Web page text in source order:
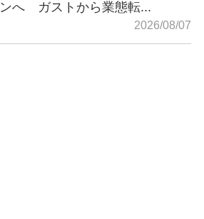
ンへ ガストから業態転...
2026/08/07